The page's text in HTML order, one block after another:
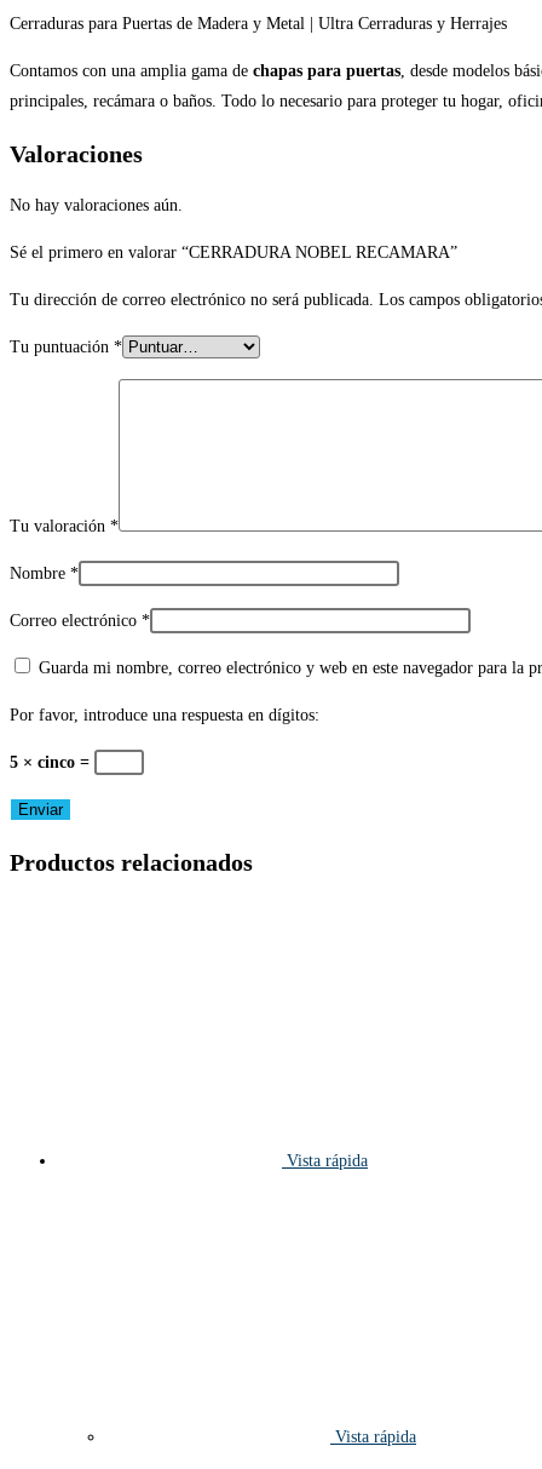
Cerraduras para Puertas de Madera y Metal | Ultra Cerraduras y Herrajes
Contamos con una amplia gama de chapas para puertas, desde modelos
principales, recámara o baños. Todo lo necesario para proteger tu hogar,
Valoraciones
No hay valoraciones aún.
Sé el primero en valorar “CERRADURA NOBEL RECAMARA”
Tu dirección de correo electrónico no será publicada. Los campos
Tu puntuación *
Tu valoración *
Nombre *
Correo electrónico *
Guarda mi nombre, correo electrónico y web en este navegador para la
Por favor, introduce una respuesta en dígitos:
5 × cinco =
Productos relacionados
Vista rápida
Vista rápida